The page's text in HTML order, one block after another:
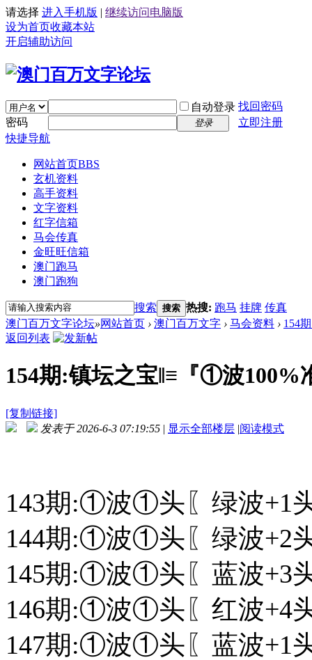
请选择 进入手机版 | 继续访问电脑版
设为首页收藏本站
开启辅助访问
自动登录 找回密码
密码
登录
立即注册
快捷导航
网站首页BBS
玄机资料
高手资料
文字资料
红字信箱
马会传真
金旺旺信箱
澳门跑马
澳门跑狗
搜索 搜索 热搜: 跑马 挂牌 传真
澳门百万文字论坛»网站首页 › 澳门百万文字 › 马会资料 › 154
返回列表
154期:镇坛之宝‖≡『①波100%
[复制链接]
发表于 2026-6-3 07:19:55 | 显示全部楼层 |阅读模式
143期:①波①头〖绿波+1
144期:①波①头〖绿波+2
145期:①波①头〖蓝波+3
146期:①波①头〖红波+4
147期:①波①头〖蓝波+1